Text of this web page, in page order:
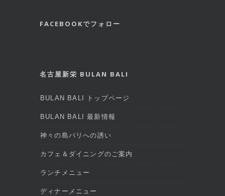
FACEBOOKでフォロー
名古屋新栄 BULAN BALI
BULAN BALI トップページ
BULAN BALI 最新情報
神々の島バリへの誘い
カフェ＆ダイニングのご案内
ランチメニュー
ディナーメニュー